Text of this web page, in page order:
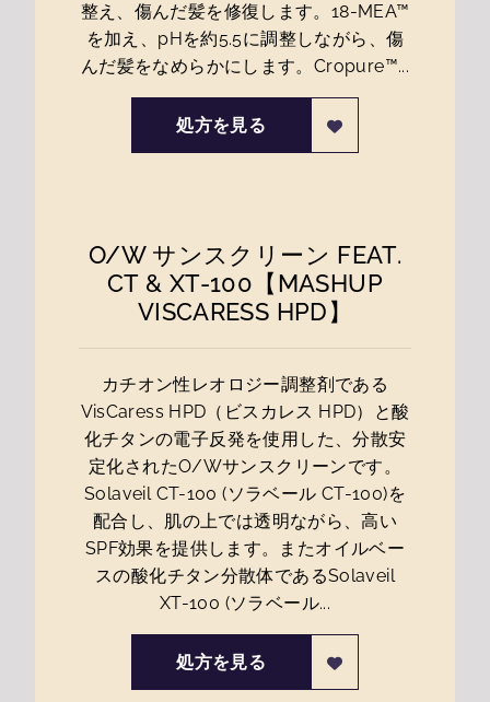
整え、傷んだ髪を修復します。18-MEA™
を加え、pHを約5.5に調整しながら、傷
んだ髪をなめらかにします。Cropure™...
処方を見る
O/W サンスクリーン FEAT.
CT & XT-100【MASHUP
VISCARESS HPD】
カチオン性レオロジー調整剤である
VisCaress HPD（ビスカレス HPD）と酸
化チタンの電子反発を使用した、分散安
定化されたO/Wサンスクリーンです。
Solaveil CT-100 (ソラベール CT-100)を
配合し、肌の上では透明ながら、高い
SPF効果を提供します。またオイルベー
スの酸化チタン分散体であるSolaveil
XT-100 (ソラベール...
処方を見る